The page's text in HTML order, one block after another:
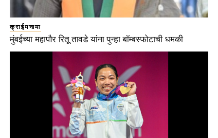
क्राईमनामा
मुंबईच्या महापौर रितू तावडे यांना पुन्हा बॉम्बस्फोटाची धमकी